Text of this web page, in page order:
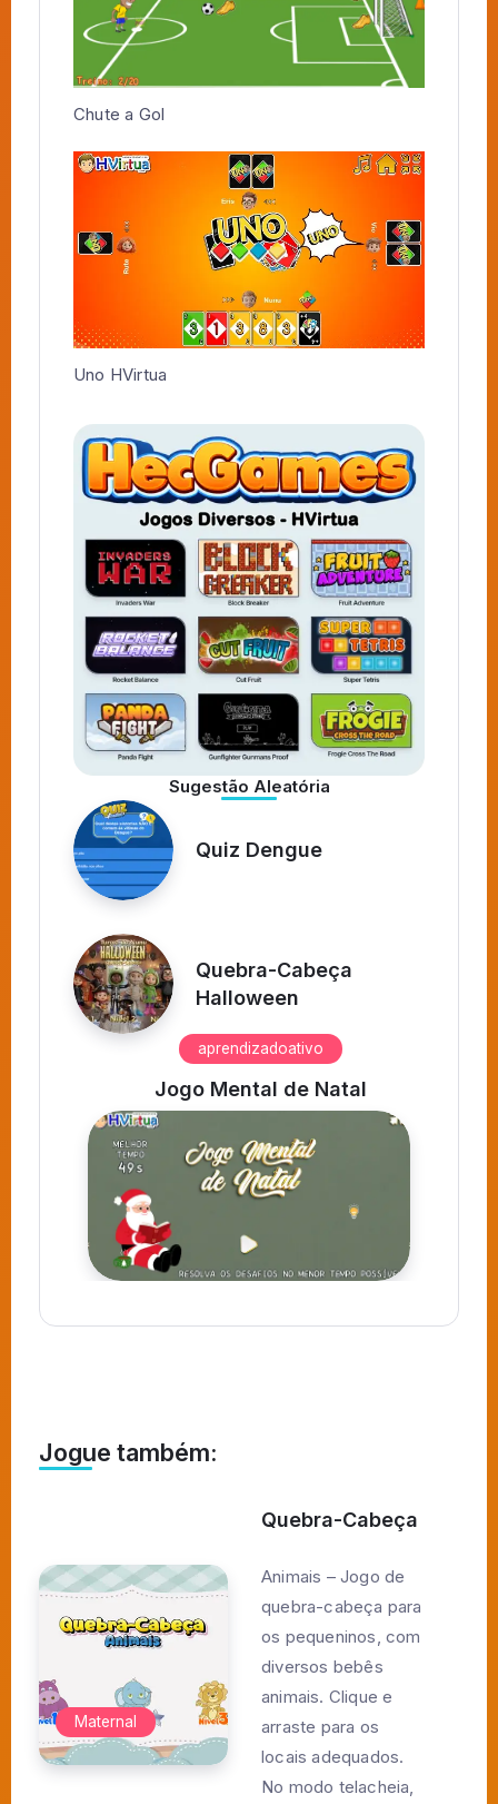
Chute a Gol
Uno HVirtua
Sugestão Aleatória
Quiz Dengue
Quebra-Cabeça
Halloween
aprendizadoativo
Jogo Mental de Natal
Jogue também:
Maternal
Quebra-Cabeça
Animais – Jogo de
quebra-cabeça para
os pequeninos, com
diversos bebês
animais. Clique e
arraste para os
locais adequados.
No modo telacheia,